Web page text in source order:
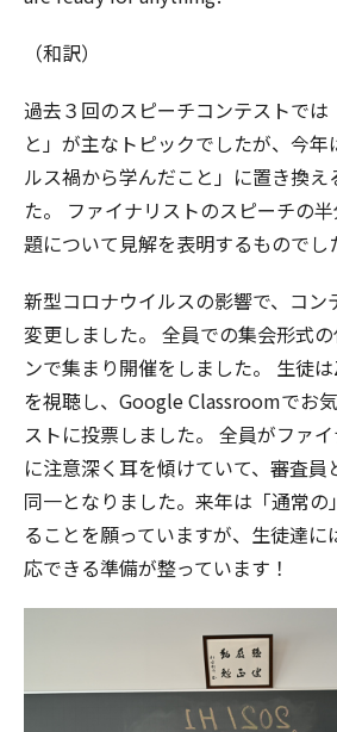
（和訳）
過去３回のスピーチコンテストでは
と」が主なトピックでしたが、今
ルス禍から学んだこと」に置き換え
た。 ファイナリストのスピーチの
題について見解を表明するものでし
新型コロナウイルスの影響で、コン
変更しました。 全員での集会形式
ンで集まり開催をしました。 生徒
を視聴し、Google Classroomでお
ストに投票しました。 全員がファ
に注意深く耳を傾けていて、審査員
同一となりました。来年は「通常の
ることを願っていますが、生徒達に
応できる準備が整っています！